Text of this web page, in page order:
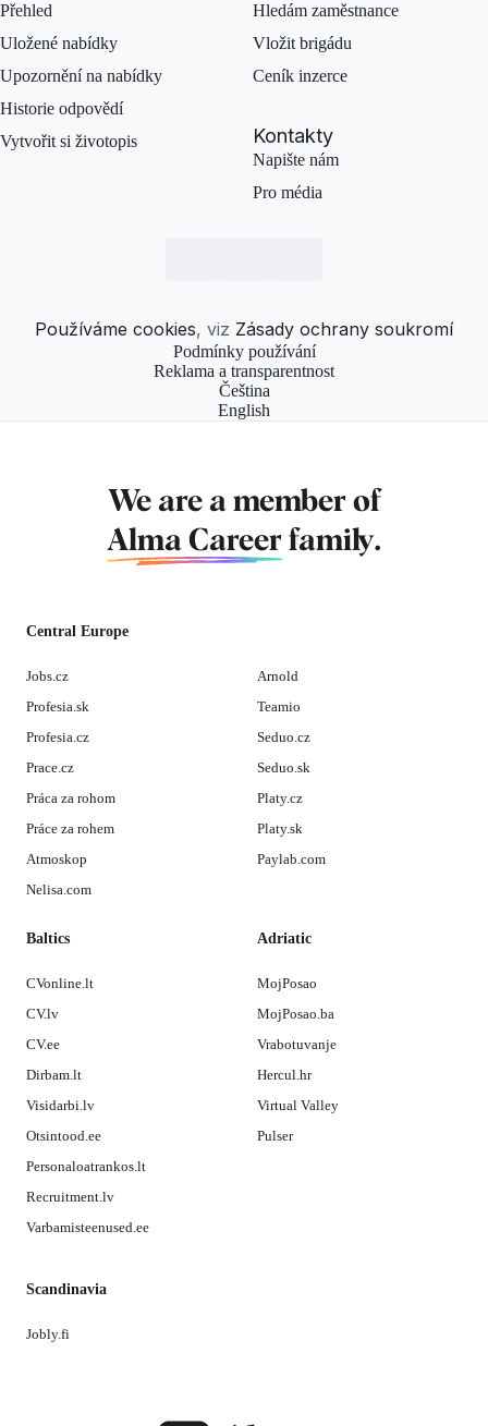
Přehled
Uložené nabídky
Upozornění na nabídky
Historie odpovědí
Vytvořit si životopis
Hledám zaměstnance
Vložit brigádu
Ceník inzerce
Kontakty
Napište nám
Pro média
Používáme cookies, viz Zásady ochrany soukromí
Podmínky používání
Reklama a transparentnost
Čeština
English
We are a member of
Alma Career family.
Central Europe
Jobs.cz
Profesia.sk
Profesia.cz
Prace.cz
Práca za rohom
Práce za rohem
Atmoskop
Nelisa.com
Arnold
Teamio
Seduo.cz
Seduo.sk
Platy.cz
Platy.sk
Paylab.com
Baltics
CVonline.lt
CV.lv
CV.ee
Dirbam.lt
Visidarbi.lv
Otsintood.ee
Personaloatrankos.lt
Recruitment.lv
Varbamisteenused.ee
Adriatic
MojPosao
MojPosao.ba
Vrabotuvanje
Hercul.hr
Virtual Valley
Pulser
Scandinavia
Jobly.fi